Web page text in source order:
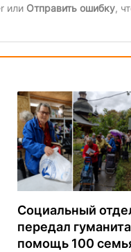
или Отправить ошибку,
Социальный
передал
помощь 100